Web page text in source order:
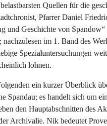
Quellen für die
Pfarrer Daniel
und Geschichte von
nachzulesen im 1. Band des
Spezialuntersuchungen
lohnen.
ein kurzer Überblick
Spandau; es handelt sich um
den Hauptabschnitten des
Archivalie. Nik bedeutet